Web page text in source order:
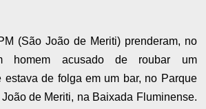
(São João de Meriti) prenderam, no
homem acusado de roubar um
estava de folga em um bar, no Parque
de Meriti, na Baixada Fluminense.